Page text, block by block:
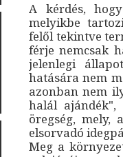
A kérdés,
melyikbe
felől tekintve
férje nemcsak
jelenlegi
hatására nem
azonban nem
halál
öregség, mely,
elsorvadó
Meg a